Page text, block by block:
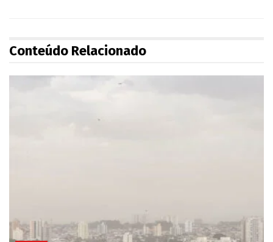
Conteúdo Relacionado